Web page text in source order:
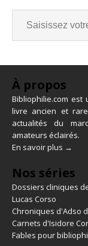
À propos
Bibliophilie.com
livre ancien et
actualités du
amateurs éclairés.
En savoir plus →
Nos séries
Dossiers cliniques
Lucas Corso
Chroniques d'Adso
Carnets d'Isidore
Fables pour